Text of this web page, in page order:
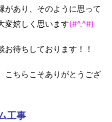
があり、そのように思って
変嬉しく思います(#^.^#)
お待ちしております！！
こちらこそありがとうござ
工事